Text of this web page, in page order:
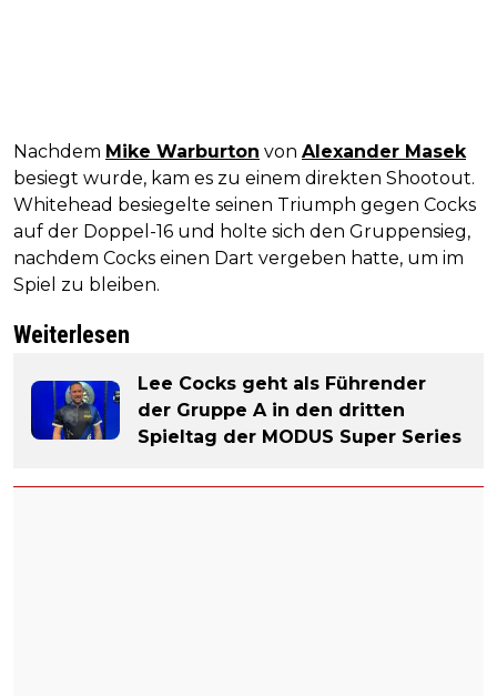
Nachdem Mike Warburton von Alexander Masek
besiegt wurde, kam es zu einem direkten Shootout.
Whitehead besiegelte seinen Triumph gegen Cocks
auf der Doppel-16 und holte sich den Gruppensieg,
nachdem Cocks einen Dart vergeben hatte, um im
Spiel zu bleiben.
Weiterlesen
Lee Cocks geht als Führender
der Gruppe A in den dritten
Spieltag der MODUS Super Series